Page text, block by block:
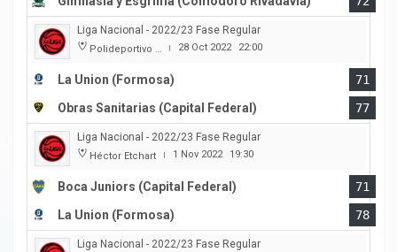
Liga Nacional - 2022/23 Fase Regular
Polideportivo Cincuentenario | 28 Oct 2022 22:00
La Union (Formosa)
71
Obras Sanitarias (Capital Federal)
77
Liga Nacional - 2022/23 Fase Regular
Héctor Etchart | 1 Nov 2022 19:30
Boca Juniors (Capital Federal)
71
La Union (Formosa)
78
Liga Nacional - 2022/23 Fase Regular